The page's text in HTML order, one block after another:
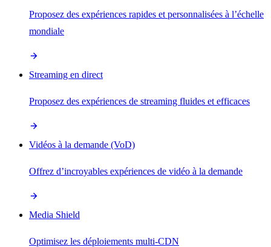
Proposez des expériences rapides et personnalisées à l’échelle
mondiale
Streaming en direct
Proposez des expériences de streaming fluides et efficaces
Vidéos à la demande (VoD)
Offrez d’incroyables expériences de vidéo à la demande
Media Shield
Optimisez les déploiements multi-CDN